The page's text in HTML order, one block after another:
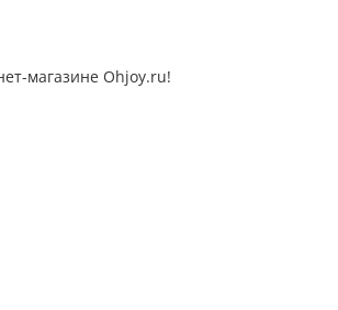
магазине Ohjoy.ru!